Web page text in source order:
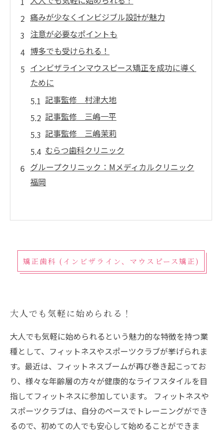
痛みが少なくインビジブル設計が魅力
注意が必要なポイントも
博多でも受けられる！
インビザラインマウスピース矯正を成功に導く
ために
記事監修 村津大地
記事監修 三嶋一平
記事監修 三嶋茉莉
むらつ歯科クリニック
グループクリニック：Mメディカルクリニック
福岡
矯正歯科 (インビザライン、マウスピース矯正)
大人でも気軽に始められる！
大人でも気軽に始められるという魅力的な特徴を持つ業
種として、フィットネスやスポーツクラブが挙げられま
す。最近は、フィットネスブームが再び巻き起こってお
り、様々な年齢層の方々が健康的なライフスタイルを目
指してフィットネスに参加しています。 フィットネスや
スポーツクラブは、自分のペースでトレーニングができ
るので、初めての人でも安心して始めることができま